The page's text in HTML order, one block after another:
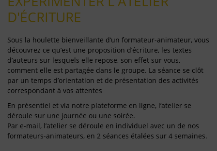
D'ÉCRITURE
Sous la houlette bienveillante d’un formateur-animateur, vous
découvrez ce qu’est une proposition d’écriture, les textes
d’auteurs sur lesquels elle repose, son effet sur vous,
comment elle est partagée dans le groupe. La séance se clôt
par un temps d’orientation et de présentation des activités
correspondant à vos attentes
En présentiel et via notre plateforme en ligne, l’atelier se
déroule sur une journée ou une soirée.
Par e-mail, l’atelier se déroule en individuel avec un de nos
formateurs-animateurs, en 2 séances étalées sur 4 semaines.